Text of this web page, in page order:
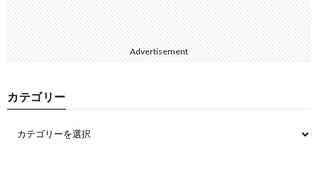
Advertisement
カテゴリー